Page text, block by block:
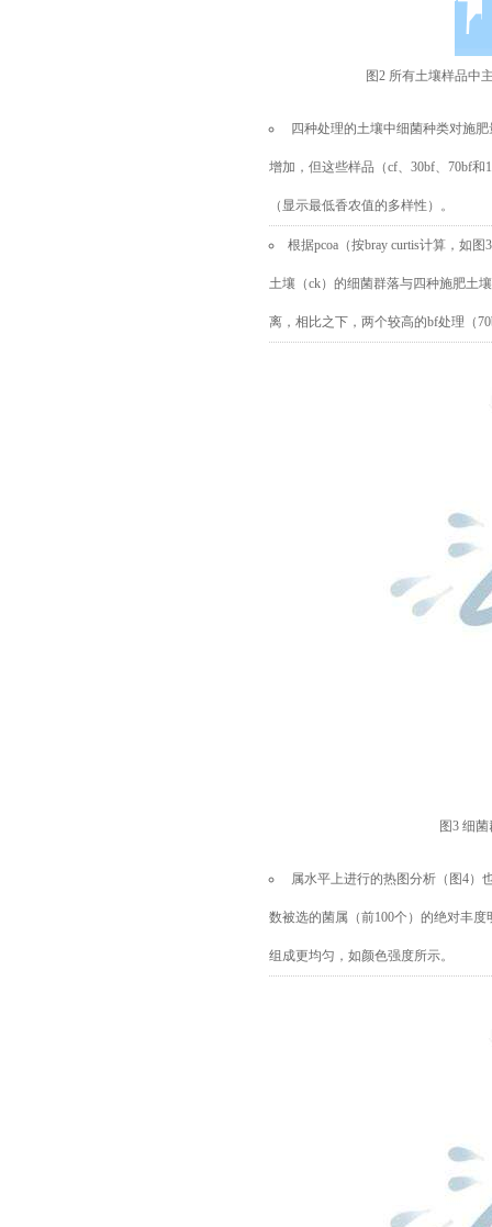
图2 所有土壤样品中
四种处理的土壤中细菌种类对施
增加，但这些样品（cf、30bf、70bf
（显示最低香农值的多样性）。
根据pcoa （按bray curtis计算，如图
土壤（ck）的细菌群落与四种施肥土
离 ，相比之下，两个较高的bf处理（
图3 细菌
属水平上进行的热图分析（图4）
数被选的菌属（前100个）的绝对丰
组成更均匀，如颜色强度所示。